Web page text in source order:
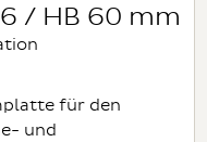
/ HB 60 mm
für den
und